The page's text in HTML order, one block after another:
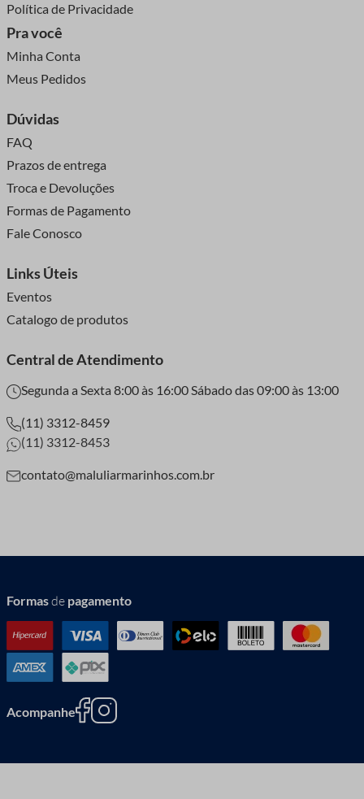
Política de Privacidade
Pra você
Minha Conta
Meus Pedidos
Dúvidas
FAQ
Prazos de entrega
Troca e Devoluções
Formas de Pagamento
Fale Conosco
Links Úteis
Eventos
Catalogo de produtos
Central de Atendimento
Segunda a Sexta 8:00 às 16:00 Sábado das 09:00 às 13:00
(11) 3312-8459
(11) 3312-8453
contato@maluliarmarinhos.com.br
Formasde pagamento
Acompanhe